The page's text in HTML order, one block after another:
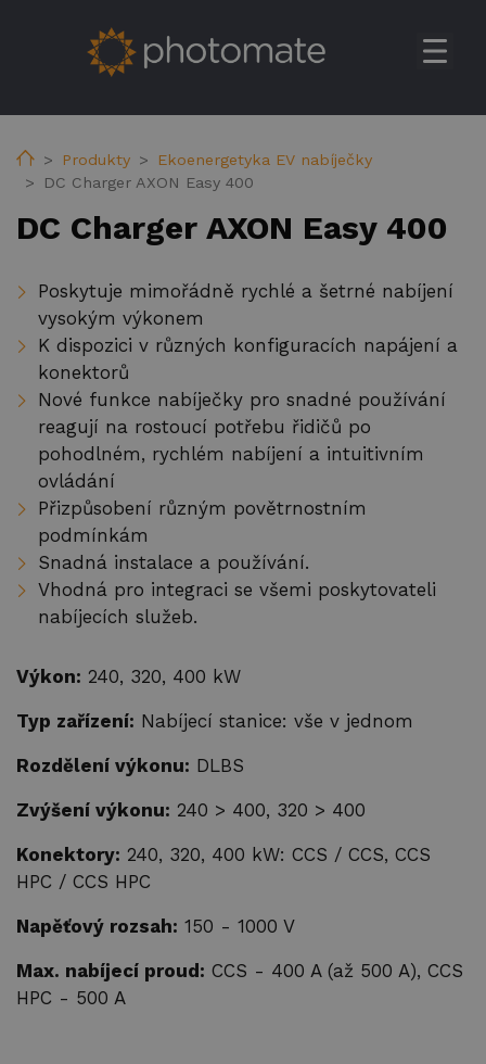
HomeProdukty
Ekoenergetyka EV nabíječky
DC Charger AXON Easy 400
DC Charger AXON Easy 400
Poskytuje mimořádně rychlé a šetrné nabíjení
vysokým výkonem
K dispozici v různých konfiguracích napájení a
konektorů
Nové funkce nabíječky pro snadné používání
reagují na rostoucí potřebu řidičů po
pohodlném, rychlém nabíjení a intuitivním
ovládání
Přizpůsobení různým povětrnostním
podmínkám
Snadná instalace a používání.
Vhodná pro integraci se všemi poskytovateli
nabíjecích služeb.
Výkon: 240, 320, 400 kW
Typ zařízení: Nabíjecí stanice: vše v jednom
Rozdělení výkonu: DLBS
Zvýšení výkonu: 240 > 400, 320 > 400
Konektory: 240, 320, 400 kW: CCS / CCS, CCS
HPC / CCS HPC
Napěťový rozsah: 150 - 1000 V
Max. nabíjecí proud: CCS - 400 A (až 500 A), CCS
HPC - 500 A
Produkty
Huawei rezidenční měniče
Huawei komerční & utilitní solární měniče
Huawei Transformer Station
Huawei příslušenství
Huawei EV nabíječky
Ekoenergetyka EV nabíječky
FV konstrukce
Tepelná čerpadla ERA
Reference
Služby
Technická podpora
Webináře a školení
O společnosti
Kariéra
Ke stažení